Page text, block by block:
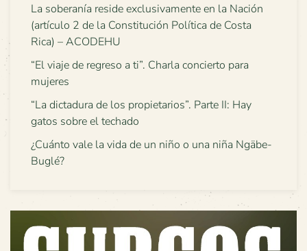
La soberanía reside exclusivamente en la Nación
(artículo 2 de la Constitución Política de Costa
Rica) – ACODEHU
“El viaje de regreso a ti”. Charla concierto para
mujeres
“La dictadura de los propietarios”. Parte II: Hay
gatos sobre el techado
¿Cuánto vale la vida de un niño o una niña Ngäbe-
Buglé?